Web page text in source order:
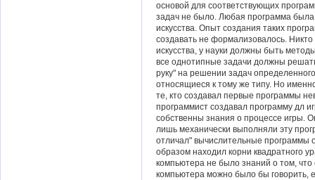
основой для соответствующих
задач не было. Любая программа была
искусства. Опыт создания таких
создавать не формализовалось.
искусства, у науки должны быть
все однотипные задачи должны
руку" на решении задач
относящиеся к тому же типу. Но
те, кто создавал первые программы
программист создавал программу дл
собственны знания о процессе игры.
лишь механически выполняли эту
отличал" вычислительные программы
образом находил корни квадратного
компьютера не было знаний о том,
компьютера можно было бы говорить,